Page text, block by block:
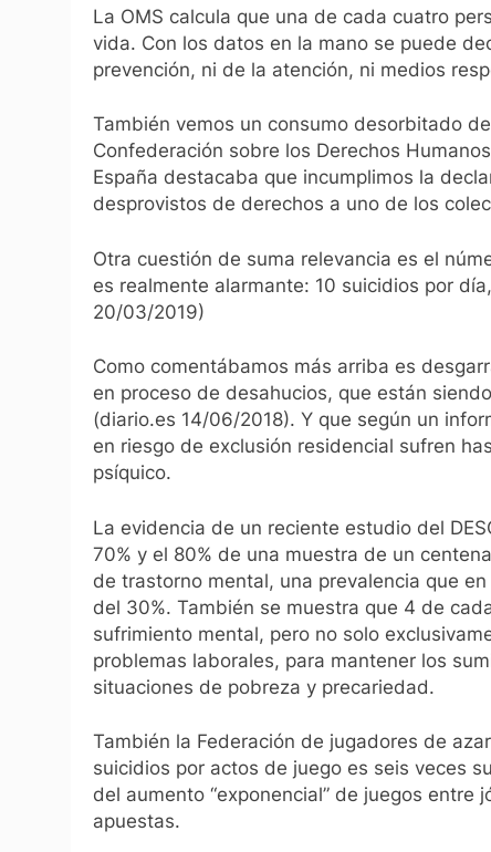
La OMS calcula que una de cada cuatro
vida. Con los datos en la mano se puede
prevención, ni de la atención, ni medios
También vemos un consumo desorbitado
Confederación sobre los Derechos
España destacaba que incumplimos la
desprovistos de derechos a uno de los
Otra cuestión de suma relevancia es el
es realmente alarmante: 10 suicidios por
20/03/2019)
Como comentábamos más arriba es
en proceso de desahucios, que están
(diario.es 14/06/2018). Y que según un
en riesgo de exclusión residencial sufren
psíquico.
La evidencia de un reciente estudio del
70% y el 80% de una muestra de un
de trastorno mental, una prevalencia que
del 30%. También se muestra que 4 de
sufrimiento mental, pero no solo
problemas laborales, para mantener los
situaciones de pobreza y precariedad.
También la Federación de jugadores de
suicidios por actos de juego es seis veces
del aumento “exponencial” de juegos entre
apuestas.